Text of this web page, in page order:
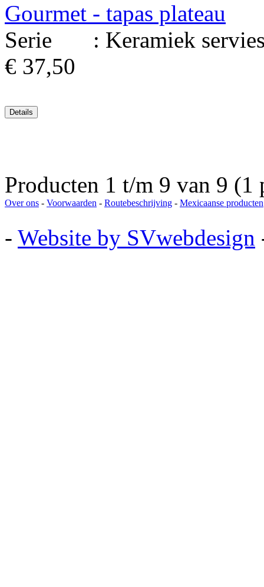
Gourmet - tapas plateau
Serie : Keramiek
€ 37,50
Producten 1 t/m 9 van 9 (1
Over ons - Voorwaarden - Routebeschrijving - Mexicaanse producten
- Website by SVwebdesign